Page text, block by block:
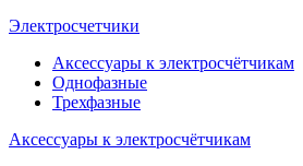
Электросчетчики
Аксессуары к электросчётчикам
Однофазные
Трехфазные
Аксессуары к электросчётчикам